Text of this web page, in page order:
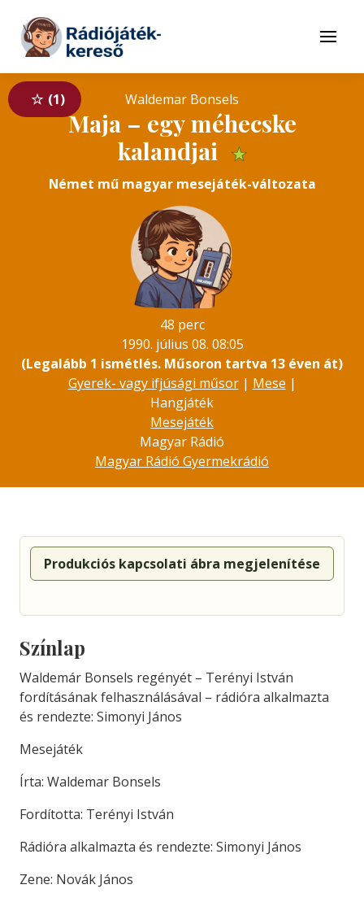
Tovább a tartalomhoz
Menü
1 Waldemar Bonsels
Maja – egy méhecske
kalandjai
★
Német mű magyar mesejáték-változata
48 perc
1990. július 08. 08:05
(Legalább 1 ismétlés. Műsoron tartva 13 éven át)
Gyerek- vagy ifjúsági műsor| Mese |
Hangjáték
Mesejáték
Magyar Rádió
Magyar Rádió Gyermekrádió
Produkciós kapcsolati ábra megjelenítése
Színlap
Waldemár Bonsels regényét – Terényi István
fordításának felhasználásával – rádióra alkalmazta
és rendezte: Simonyi János
Mesejáték
Írta: Waldemar Bonsels
Fordította: Terényi István
Rádióra alkalmazta és rendezte: Simonyi János
Zene: Novák János